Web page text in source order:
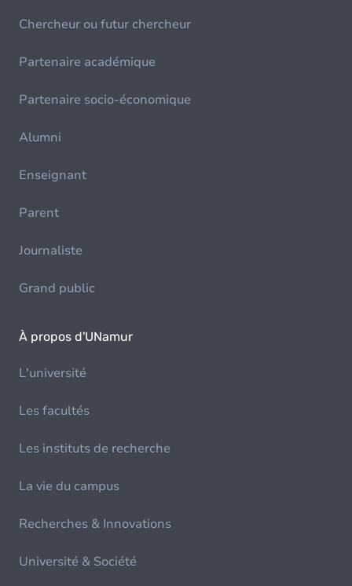
Chercheur ou futur chercheur
Partenaire académique
Partenaire socio-économique
Alumni
Enseignant
Parent
Journaliste
Grand public
À propos d'UNamur
L'université
Les facultés
Les instituts de recherche
La vie du campus
Recherches & Innovations
Université & Société